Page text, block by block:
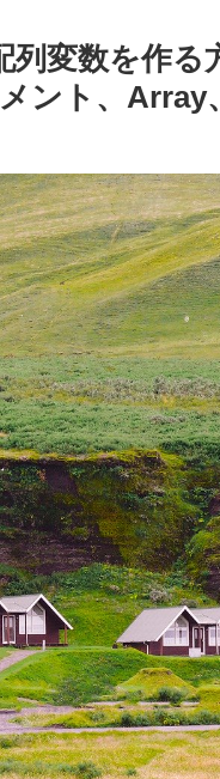
変数を作る
ント、